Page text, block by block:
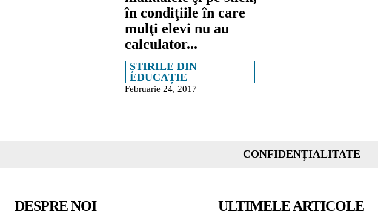
în condiţiile în care
mulţi elevi nu au
calculator...
ȘTIRILE DIN
EDUCAȚIE
Februarie 24, 2017
CONFIDENȚIALITATE
DESPRE NOI ULTIMELE ARTICOLE